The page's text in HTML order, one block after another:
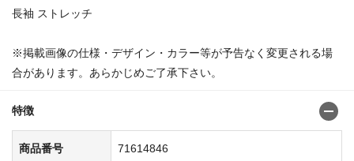
長袖 ストレッチ
※掲載画像の仕様・デザイン・カラー等が予告なく変更される場
合があります。あらかじめご了承下さい。
特徴
商品番号 71614846